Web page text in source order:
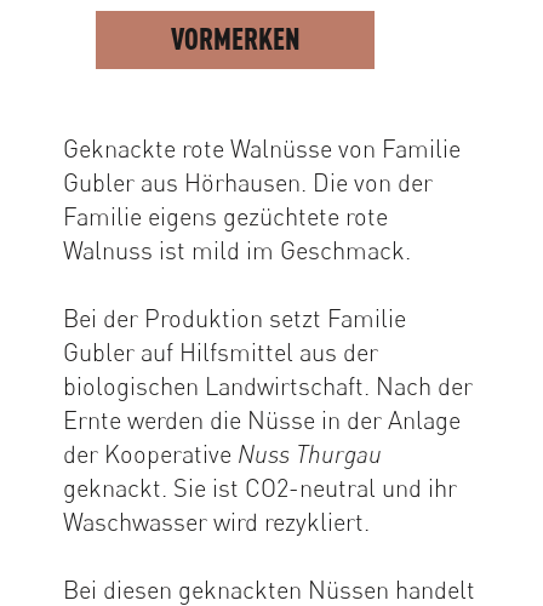
VORMERKEN
Geknackte rote Walnüsse von Familie
Gubler aus Hörhausen. Die von der
Familie eigens gezüchtete rote
Walnuss ist mild im Geschmack.
Bei der Produktion setzt Familie
Gubler auf Hilfsmittel aus der
biologischen Landwirtschaft. Nach der
Ernte werden die Nüsse in der Anlage
der Kooperative Nuss Thurgau
geknackt. Sie ist CO2-neutral und ihr
Waschwasser wird rezykliert.
Bei diesen geknackten Nüssen handelt